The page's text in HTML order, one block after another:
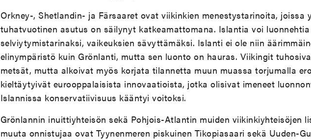
Orkney-, Shetlandin- ja Färsaaret ovat viikinkien menestystarinoita, joissa
tuhatvuotinen asutus on säilynyt katkeamattomana. Islantia voi luonnehtia
selviytymistarinaksi, vaikeuksien sävyttämäksi. Islanti ei ole niin
elinympäristö kuin Grönlanti, mutta sen luonto on hauras. Viikingit
metsät, mutta alkoivat myös korjata tilannetta muun muassa torjumalla
kieltäytyivät eurooppalaisista innovaatioista, jotka olisivat imeneet
Islannissa konservatiivisuus kääntyi voitoksi.
Grönlannin inuittiyhteisön sekä Pohjois-Atlantin muiden viikinkiyhteisöjen
muuta onnistujaa ovat Tyynenmeren piskuinen Tikopiasaari sekä Uuden-